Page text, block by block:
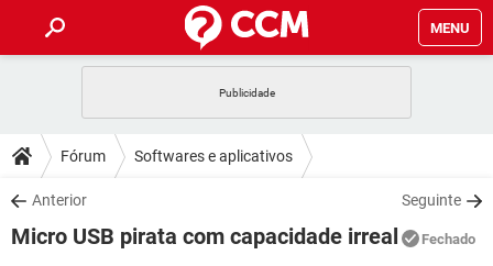
MENU
CELULAR FACEBOOK
OUTLOOK
INSTAGRAM GMAIL
DICAS
JOGOS WHATSAPP
DOWNLOADS
JOGOS WHATSAPP
Fórum Softwares e aplicativos
Anterior Seguinte
Micro USB pirata com capacidade irreal Fechado